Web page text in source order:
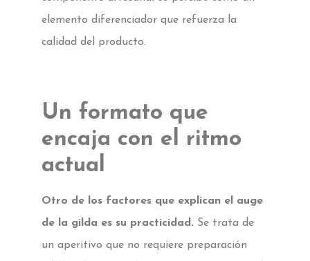
elemento diferenciador que refuerza la
calidad del producto.
Un formato que
encaja con el ritmo
actual
Otro de los factores que explican el auge
de la gilda es su practicidad. Se trata de
un aperitivo que no requiere preparación